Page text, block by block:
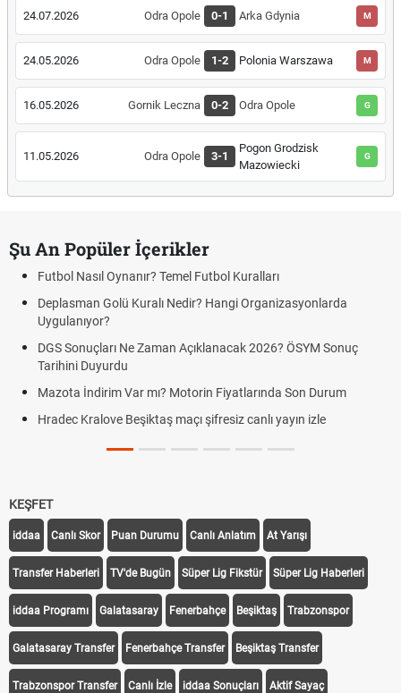
24.07.2026 Odra Opole 0-1 Arka Gdynia M
24.05.2026 Odra Opole 1-2 Polonia Warszawa M
16.05.2026 Gornik Leczna 0-2 Odra Opole G
11.05.2026 Odra Opole 3-1
Pogon Grodzisk
Mazowiecki
G
Şu An Popüler İçerikler
Futbol Nasıl Oynanır? Temel Futbol Kuralları
Deplasman Golü Kuralı Nedir? Hangi Organizasyonlarda
Uygulanıyor?
DGS Sonuçları Ne Zaman Açıklanacak 2026? ÖSYM Sonuç
Tarihini Duyurdu
Mazota İndirim Var mı? Motorin Fiyatlarında Son Durum
Hradec Kralove Beşiktaş maçı şifresiz canlı yayın izle
KEŞFET
iddaa Canlı Skor Puan Durumu Canlı Anlatım At Yarışı
Transfer Haberleri TV'de Bugün Süper Lig Fikstür Süper Lig Haberleri
iddaa Programı Galatasaray Fenerbahçe Beşiktaş Trabzonspor
Galatasaray Transfer Fenerbahçe Transfer Beşiktaş Transfer
Trabzonspor Transfer Canlı İzle iddaa Sonuçları Aktif Sayaç